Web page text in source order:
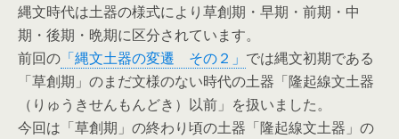
縄文時代は土器の様式により草創期・早期・前期・中
期・後期・晩期に区分されています。
前回の 「縄文土器の変遷 その２」 では縄文初期である
「草創期」のまだ文様のない時代の土器「隆起線文土器
（りゅうきせんもんどき）以前」を扱いました。
今回は「草創期」の終わり頃の土器「隆起線文土器」の